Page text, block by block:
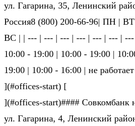
ул. Гагарина, 35, Ленинский
Россия8 (800) 200-66-96| ПН |
ВС | | --- | --- | --- | --- | --- | --- | ---
10:00 - 19:00 | 10:00 - 19:00 |
19:00 | 10:00 - 16:00 | не
](#offices-start) [
](#offices-start)#### Совкомбанк
ул. Гагарина, 4, Ленинский